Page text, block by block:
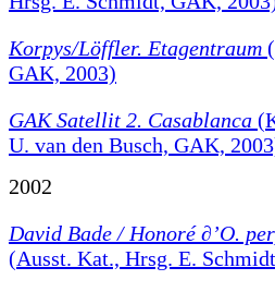
Korpys/Löffler. Etagentraum
GAK, 2003)
GAK Satellit 2. Casablanca
U. van den Busch, GAK,
2002
David Bade / Honoré ∂’O.
(Ausst. Kat., Hrsg. E.